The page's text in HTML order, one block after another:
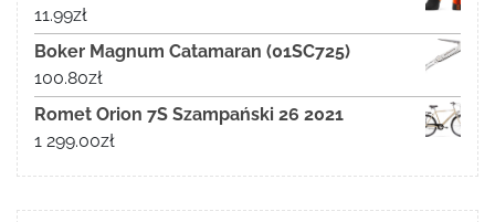
11.99zł
Boker Magnum Catamaran (01SC725)
100.80zł
Romet Orion 7S Szampański 26 2021
1 299.00zł